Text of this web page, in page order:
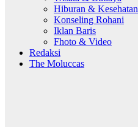
Hiburan & Kesehatan
Konseling Rohani
Iklan Baris
Fhoto & Video
Redaksi
The Moluccas